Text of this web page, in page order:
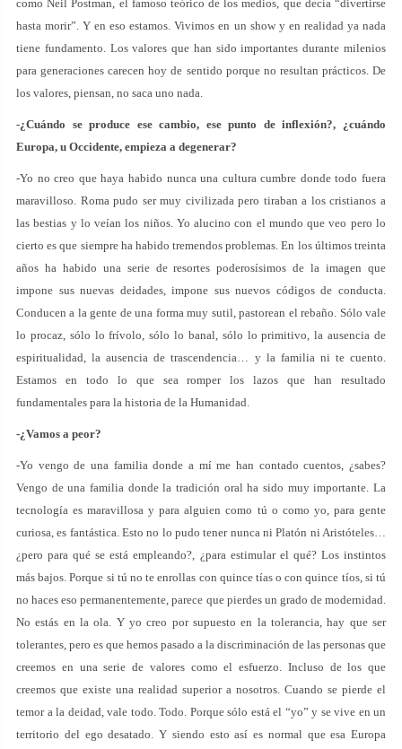
como Neil Postman, el famoso teórico de los medios, que decía “divertirse
hasta morir”. Y en eso estamos. Vivimos en un show y en realidad ya nada
tiene fundamento. Los valores que han sido importantes durante milenios
para generaciones carecen hoy de sentido porque no resultan prácticos. De
los valores, piensan, no saca uno nada.
-¿Cuándo se produce ese cambio, ese punto de inflexión?, ¿cuándo
Europa, u Occidente, empieza a degenerar?
-Yo no creo que haya habido nunca una cultura cumbre donde todo fuera
maravilloso. Roma pudo ser muy civilizada pero tiraban a los cristianos a
las bestias y lo veían los niños. Yo alucino con el mundo que veo pero lo
cierto es que siempre ha habido tremendos problemas. En los últimos treinta
años ha habido una serie de resortes poderosísimos de la imagen que
impone sus nuevas deidades, impone sus nuevos códigos de conducta.
Conducen a la gente de una forma muy sutil, pastorean el rebaño. Sólo vale
lo procaz, sólo lo frívolo, sólo lo banal, sólo lo primitivo, la ausencia de
espiritualidad, la ausencia de trascendencia… y la familia ni te cuento.
Estamos en todo lo que sea romper los lazos que han resultado
fundamentales para la historia de la Humanidad.
-¿Vamos a peor?
-Yo vengo de una familia donde a mí me han contado cuentos, ¿sabes?
Vengo de una familia donde la tradición oral ha sido muy importante. La
tecnología es maravillosa y para alguien como tú o como yo, para gente
curiosa, es fantástica. Esto no lo pudo tener nunca ni Platón ni Aristóteles…
¿pero para qué se está empleando?, ¿para estimular el qué? Los instintos
más bajos. Porque si tú no te enrollas con quince tías o con quince tíos, si tú
no haces eso permanentemente, parece que pierdes un grado de modernidad.
No estás en la ola. Y yo creo por supuesto en la tolerancia, hay que ser
tolerantes, pero es que hemos pasado a la discriminación de las personas que
creemos en una serie de valores como el esfuerzo. Incluso de los que
creemos que existe una realidad superior a nosotros. Cuando se pierde el
temor a la deidad, vale todo. Todo. Porque sólo está el “yo” y se vive en un
territorio del ego desatado. Y siendo esto así es normal que esa Europa